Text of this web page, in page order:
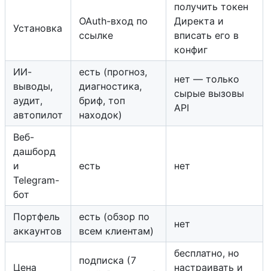
Установка
OAuth-вход по
ссылке
получить токен
Директа и
вписать его в
конфиг
ИИ-
выводы,
аудит,
автопилот
есть (прогноз,
диагностика,
бриф, топ
находок)
нет — только
сырые вызовы
API
Веб-
дашборд
и
Telegram-
бот
есть нет
Портфель
аккаунтов
есть (обзор по
всем клиентам)
нет
Цена
подписка (7
бесплатно, но
настраивать и